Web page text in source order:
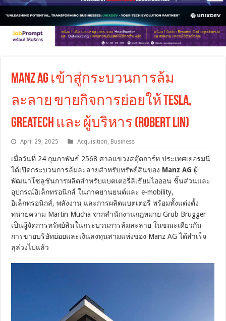
Manz AG เข้าสู่กระบวนการล้ม
ละลาย ขายกิจการย่อยให้ Tesla,
Greatech และ ผู้บริหาร (Robert Lin)
April 29, 2025 Acquisition Business
เมื่อวันที่ 24 กุมภาพันธ์ 2568 ศาลแขวงสตุ๊ตการ์ท ประเทศเยอรมนี
ได้เปิดกระบวนการล้มละลายสำหรับทรัพย์สินของ Manz AG ผู้
พัฒนาโซลูชันการผลิตสำหรับแบตเตอรี่ลิเธียมไอออน ชิ้นส่วนและ
อุปกรณ์อิเล็กทรอนิกส์ ในภาคยานยนต์และ e-mobility,
อิเล็กทรอนิกส์, พลังงาน และการผลิตแบตเตอรี่ พร้อมทั้งแต่งตั้ง
ทนายความ Martin Mucha จากสำนักงานกฎหมาย Grub Brugger
เป็นผู้จัดการทรัพย์สินในกระบวนการล้มละลาย ในขณะเดียวกัน
การขายบริษัทย่อยและเงินลงทุนสามแห่งของ Manz AG ได้สำเร็จ
ลุล่วงไปแล้ว